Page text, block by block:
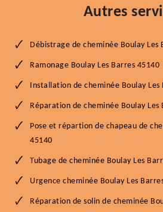
Autres
Débistrage de cheminée Boulay Les
Ramonage Boulay Les Barres 45140
Installation de cheminée Boulay Les
Réparation de cheminée Boulay Les
Pose et répartion de chapeau de
45140
Tubage de cheminée Boulay Les
Urgence cheminée Boulay Les
Réparation de solin de cheminée